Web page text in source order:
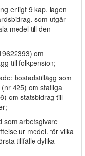
enligt 9 kap. lagen
som utgår
medel till den
om
till folkpension;
bostadstillägg som
425) om statliga
om statsbidrag till
som arbetsgivare
ur medel. för vilka
tillfälle dylika